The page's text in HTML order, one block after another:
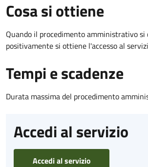
Cosa si ottiene
Quando il procedimento amministrativo si
positivamente si ottiene l'accesso al
Tempi e scadenze
Durata massima del procedimento
Accedi al servizio
Accedi al servizio